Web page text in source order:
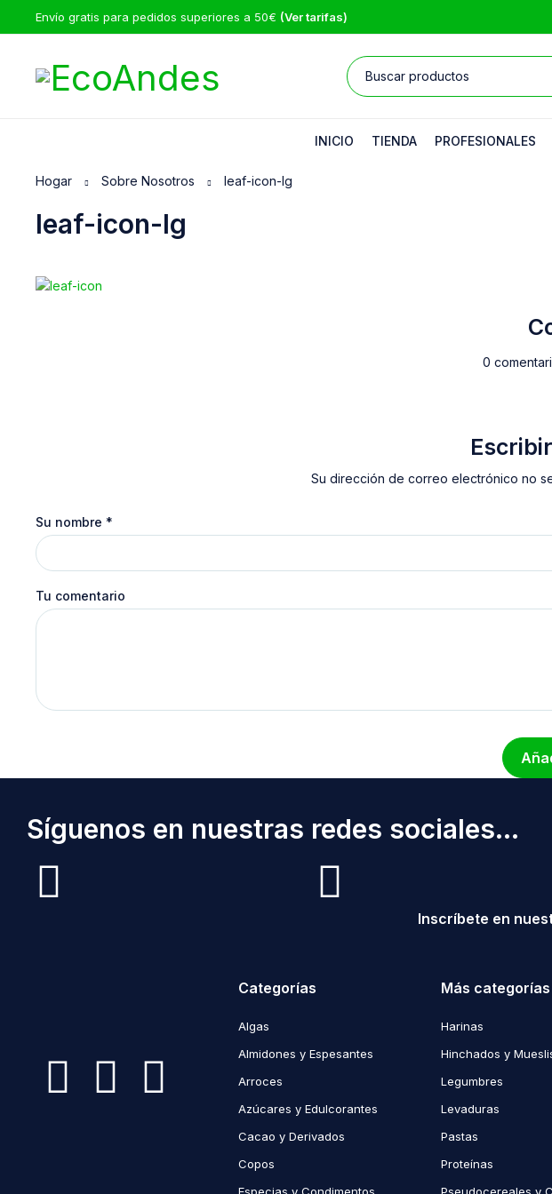
Envío gratis para pedidos superiores a 50€ (Ver tarifas)
INICIO TIENDA PROFESIONALES
leaf-icon-lg
Hogar Sobre Nosotros leaf-icon-lg
0
Su dirección de correo electrónico no
Su nombre *
Tu comentario
Síguenos en nuestras redes sociales...
Inscríbete en
Categorías
Algas
Almidones y Espesantes
Arroces
Azúcares y Edulcorantes
Cacao y Derivados
Copos
Más categorías
Harinas
Hinchados y
Legumbres
Levaduras
Pastas
Proteínas